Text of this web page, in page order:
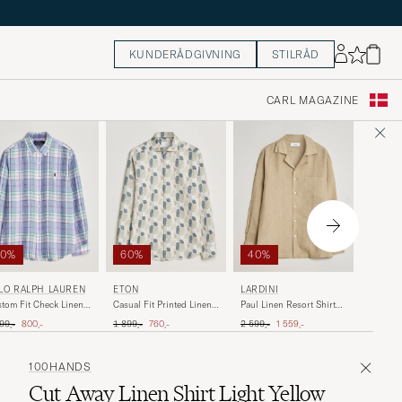
KUNDERÅDGIVNING STILRÅD
CARL MAGAZINE
RALPH LAUREN
Fit Check Linen
pris
Nedsat pris
800,-
60%
ETON
Casual Fit Printed Linen
Ordinary pris
1 899,- Nedsat pris
760,-
40%
LARDINI
Paul Linen Resort Shirt
Ordinary pris
2 599,- Nedsat pris
1 559,-
100HANDS
Cut Away Linen Shirt Light Yellow